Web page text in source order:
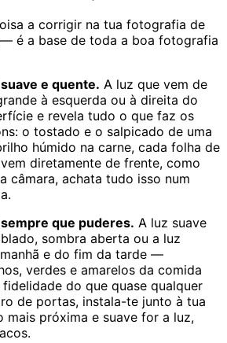
a corrigir na tua fotografia de
é a base de toda a boa fotografia
e quente. A luz que vem de
à esquerda ou à direita do
e revela tudo o que faz os
o tostado e o salpicado de uma
húmido na carne, cada folha de
diretamente de frente, como
câmara, achata tudo isso num
que puderes. A luz suave
sombra aberta ou a luz
e do fim da tarde —
verdes e amarelos da comida
do que quase qualquer
de portas, instala-te junto à tua
mais próxima e suave for a luz,